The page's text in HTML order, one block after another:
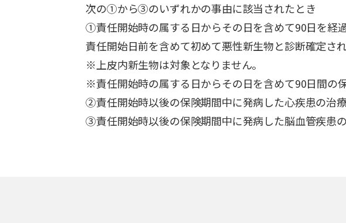
次の①から③のいずれかの事由に該当されたとき
①責任開始時の属する日からその日を含めて90日を経
責任開始日前を含めて初めて悪性新生物と診断確定さ
※上皮内新生物は対象となりません。
※責任開始時の属する日からその日を含めて90日間の
②責任開始時以後の保険期間中に発病した心疾患の治
③責任開始時以後の保険期間中に発病した脳血管疾患